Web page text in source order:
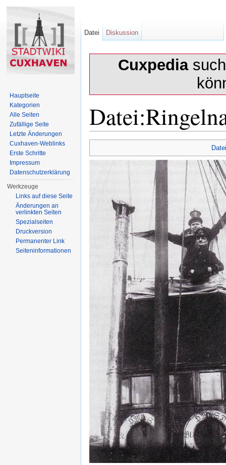
Cuxpedia
Datei Diskussion
Hauptseite
Kategorien
Alle Seiten
Zufällige Seite
Letzte Änderungen
Cuxhaven-Weblinks
Erste Schritte
Impressum
Datenschutzerklärung
Werkzeuge
Links auf diese Seite
Änderungen an
verlinkten Seiten
Spezialseiten
Druckversion
Permanenter Link
Seiten­informationen